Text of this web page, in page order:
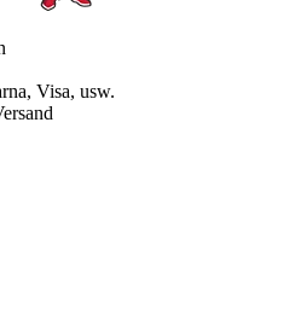
Visa, usw.